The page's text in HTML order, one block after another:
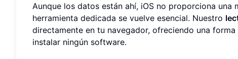
Aunque los datos están ahí, iOS no proporciona
herramienta dedicada se vuelve esencial. Nuestro
directamente en tu navegador, ofreciendo una
instalar ningún software.